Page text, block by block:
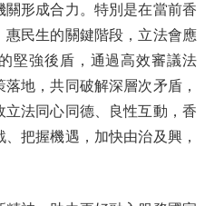
形成合力。特別是在當前香
民生的關鍵階段，立法會應
堅強後盾，通過高效審議法
地，共同破解深層次矛盾，
法同心同德、良性互動，香
把握機遇，加快由治及興，